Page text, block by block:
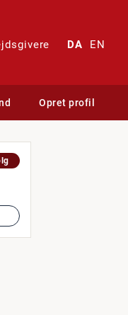
DA EN
Opret profil